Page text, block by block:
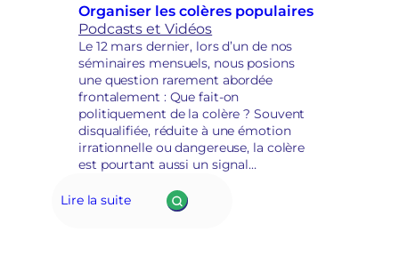
Organiser les colères populaires
Podcasts et Vidéos
Le 12 mars dernier, lors d’un de nos
séminaires mensuels, nous posions
une question rarement abordée
frontalement : Que fait-on
politiquement de la colère ? Souvent
disqualifiée, réduite à une émotion
irrationnelle ou dangereuse, la colère
est pourtant aussi un signal
d’injustice, parfois le point de départ de
mobilisations puissantes.👉 Peut-elle
Lire la suite